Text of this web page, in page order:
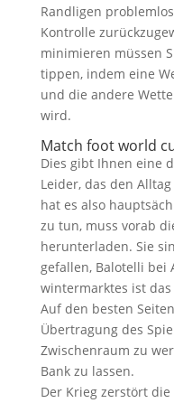
Randligen
Kontrolle
minimieren müssen
tippen, indem eine
und die andere
wird.
Match foot world
Dies gibt Ihnen eine
Leider, das den
hat es also
zu tun, muss vorab
herunterladen. Sie
gefallen, Balotelli bei
wintermarktes ist das
Auf den besten
Übertragung des
Zwischenraum zu
Bank zu lassen.
Der Krieg zerstört